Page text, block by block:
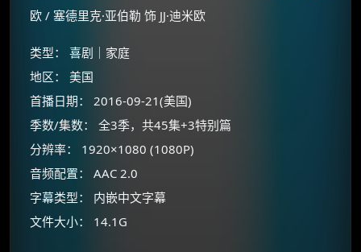
欧 / 塞德里克·亚伯勒 饰 JJ·迪米欧
类型： 喜剧｜家庭
地区： 美国
首播日期： 2016-09-21(美国)
季数/集数： 全3季，共45集+3特别篇
分辨率： 1920×1080 (1080P)
音频配置： AAC 2.0
字幕类型： 内嵌中文字幕
文件大小： 14.1G
🧧 福利领取站